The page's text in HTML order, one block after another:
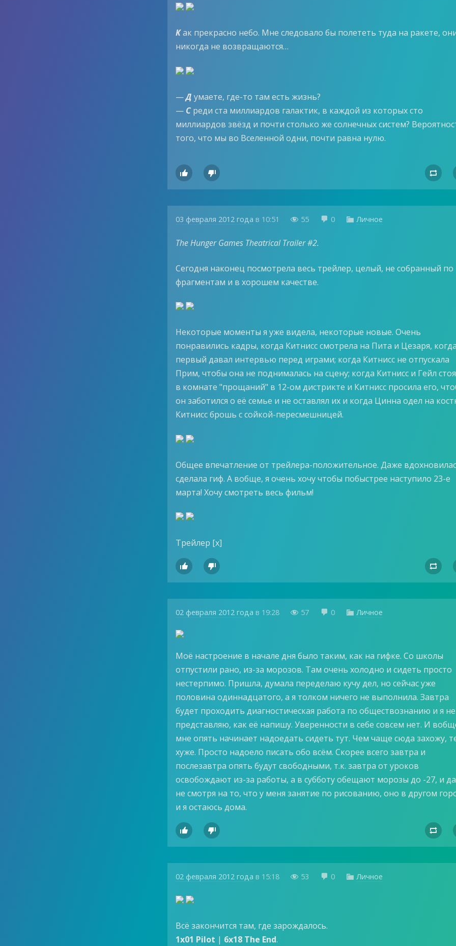
Как прекрасно небо. Мне следовало бы полететь туда на ракете,
никогда не возвращаются…
—Д умаете, где-то там есть жизнь?
— С реди ста миллиардов галактик, в каждой из которых сто
миллиардов звёзд и почти столько же солнечных систем?
того, что мы во Вселенной одни, почти равна нулю.
  
03 февраля 2012 года в 10:51  55  0  Личное
The Hunger Games Theatrical Trailer #2.
Сегодня наконец посмотрела весь трейлер, целый, не собранный по
фрагментам и в хорошем качестве.
Некоторые моменты я уже видела, некоторые новые. Очень
понравились кадры, когда Китнисс смотрела на Пита и Цезаря,
первый давал интервью перед играми; когда Китнисс не отпускала
Прим, чтобы она не поднималась на сцену; когда Китнисс и Гейл
в комнате "прощаний" в 12-ом дистрикте и Китнисс просила его,
он заботился о её семье и не оставлял их и когда Цинна одел на
Китнисс брошь с сойкой-пересмешницей.
Общее впечатление от трейлера-положительное. Даже
сделала гиф. А вобще, я очень хочу чтобы побыстрее наступило 23-е
марта! Хочу смотреть весь фильм!
Трейлер [х]
  
02 февраля 2012 года в 19:28  57  0  Личное
Моё настроение в начале дня было таким, как на гифке. Со школы
отпустили рано, из-за морозов. Там очень холодно и сидеть просто
нестерпимо. Пришла, думала переделаю кучу дел, но сейчас уже
половина одиннадцатого, а я толком ничего не выполнила. Завтра
будет проходить диагностическая работа по обществознанию и я не
представляю, как её напишу. Уверенности в себе совсем нет. И
мне опять начинает надоедать сидеть тут. Чем чаще сюда захожу,
хуже. Просто надоело писать обо всём. Скорее всего завтра и
послезавтра опять будут свободными, т.к. завтра от уроков
освобождают из-за работы, а в субботу обещают морозы до -27, и
не смотря на то, что у меня занятие по рисованию, оно в другом
и я остаюсь дома.
  
02 февраля 2012 года в 15:18  53  0  Личное
Всё закончится там, где зарождалось.
1x01 Pilot | 6x18 The End.